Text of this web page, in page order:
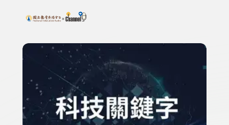
上方功能區塊
搜尋關鍵字：可輸入節目名稱、主持人或關鍵字